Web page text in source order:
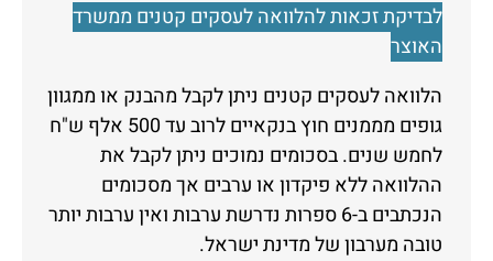
לבדיקת זכאות להלוואה לעסקים קטנים ממשרד
האוצר
הלוואה לעסקים קטנים ניתן לקבל מהבנק או ממגוון
גופים מממנים חוץ בנקאיים לרוב עד 500 אלף ש"ח
לחמש שנים. בסכומים נמוכים ניתן לקבל את
ההלוואה ללא פיקדון או ערבים אך מסכומים
הנכתבים ב-6 ספרות נדרשת ערבות ואין ערבות יותר
טובה מערבון של מדינת ישראל.